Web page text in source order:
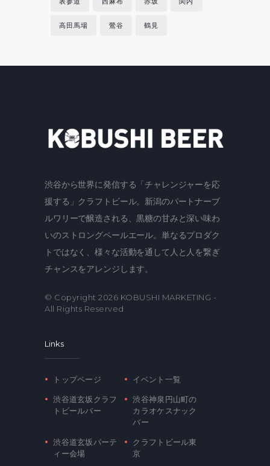
高田馬場 鶯谷 鶴見
渋谷から世界に発信する「チャレンジャーを応
援する」クラフトビール。新潟のパートナーブ
ルワリーで醸造される、黒糖の甘みと深い味わ
いのストロングペールエール。単なるプロダク
トではなく、様々な活動を通して人と人を繋ぎ
チャンスをアレンジします。
© Copyright 2026 KOBUSHI MARKETING -
All Rights Reserved
Links
トップページ イベント一覧
渋谷道玄坂クラフ
トビールバー
渋谷神泉円山町の
カラオケスナック
バー
渋谷道玄坂パーテ
ィー会場
クラフトビール東
京